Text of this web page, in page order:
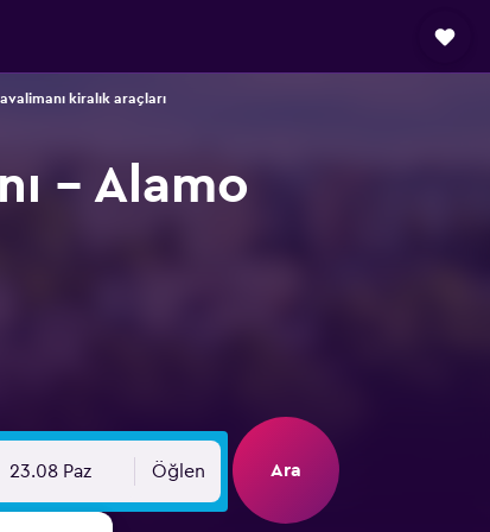
kiralık araçları
- Alamo
23.08 Paz Öğlen Ara